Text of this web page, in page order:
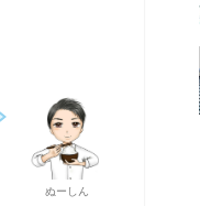
ぬーしん